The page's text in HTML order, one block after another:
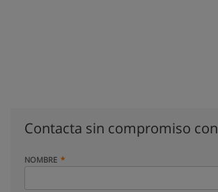
Contacta sin compromiso con
NOMBRE